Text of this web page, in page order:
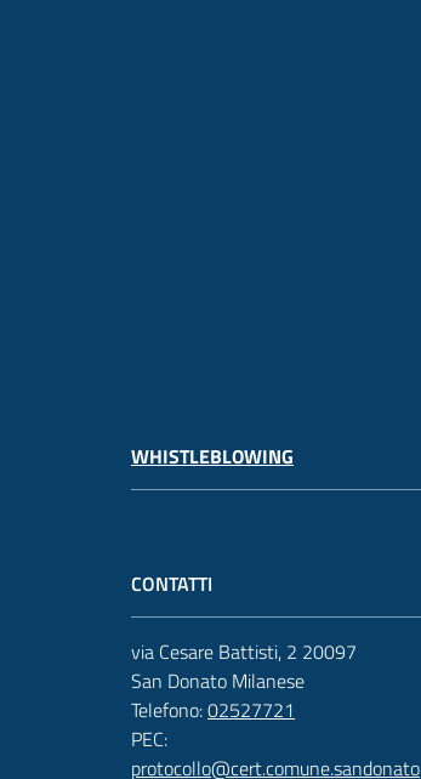
WHISTLEBLOWING
CONTATTI
via Cesare Battisti, 2 20097
San Donato Milanese
Telefono:02527721
PEC:
protocollo@cert.comune.sandonato